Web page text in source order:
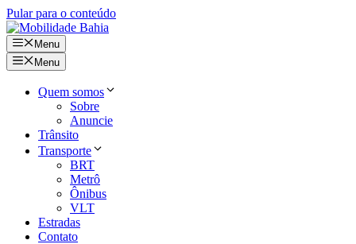
Pular para o conteúdo
Menu
Menu
Quem somos
Sobre
Anuncie
Trânsito
Transporte
BRT
Metrô
Ônibus
VLT
Estradas
Contato